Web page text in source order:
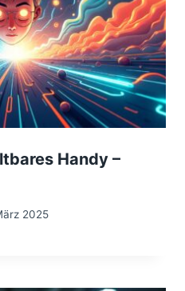
Handy –
2025